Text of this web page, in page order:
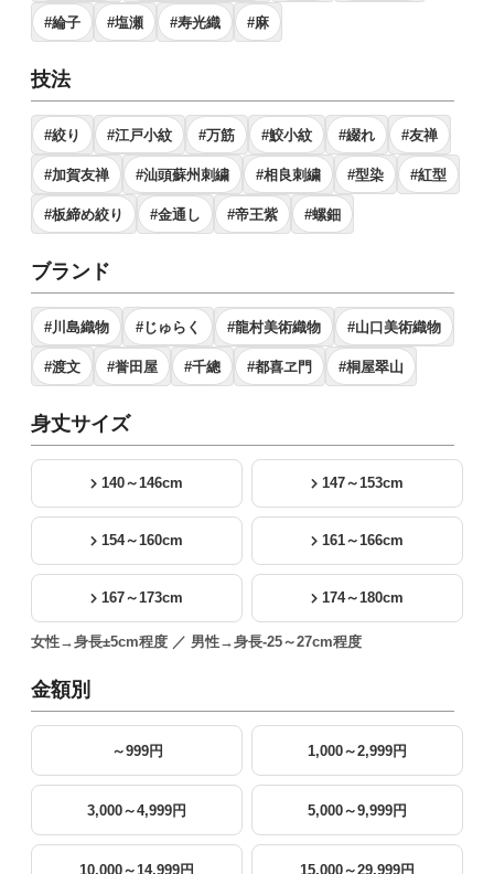
#綸子 #塩瀬 #寿光織 #麻
技法
#絞り #江戸小紋 #万筋 #鮫小紋 #綴れ #友禅
#加賀友禅 #汕頭蘇州刺繍 #相良刺繍 #型染 #紅型
#板締め絞り #金通し #帝王紫 #螺鈿
ブランド
#川島織物 #じゅらく #龍村美術織物 #山口美術織物
#渡文 #誉田屋 #千總 #都喜ヱ門 #桐屋翠山
身丈サイズ
140～146cm 147～153cm
154～160cm 161～166cm
167～173cm 174～180cm
女性→身長±5cm程度 ／ 男性→身長-25～27cm程度
金額別
～999円 1,000～2,999円
3,000～4,999円 5,000～9,999円
10,000～14,999円 15,000～29,999円